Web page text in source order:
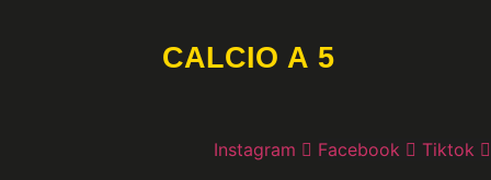
CALCIO A 5
Instagram Facebook Tiktok